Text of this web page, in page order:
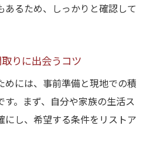
るため、しっかりと確認して
りに出会うコツ
には、事前準備と現地での積
。まず、自分や家族の生活ス
にし、希望する条件をリストア